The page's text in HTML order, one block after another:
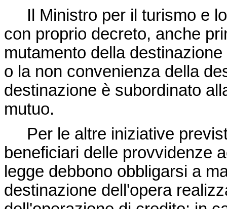
Il Ministro per il turismo e
con proprio decreto, anche
mutamento della
o la non convenienza della
destinazione è subordinato
mutuo.
Per le altre iniziative
beneficiari delle provvidenze
legge debbono obbligarsi a
destinazione dell'opera